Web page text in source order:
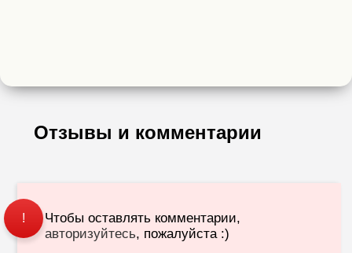
Отзывы и комментарии
!
Чтобы оставлять комментарии,
авторизуйтесь, пожалуйста :)